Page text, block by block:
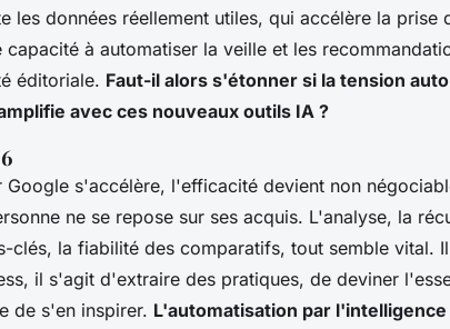
les données réellement utiles, qui accélère la prise
à automatiser la veille et les
éditoriale. Faut-il alors s'étonner si la tension
avec ces nouveaux outils IA ?
Google s'accélère, l'efficacité devient non
ne se repose sur ses acquis. L'analyse, la
clés, la fiabilité des comparatifs, tout semble vital.
il s'agit d'extraire des pratiques, de deviner
de s'en inspirer. L'automatisation par